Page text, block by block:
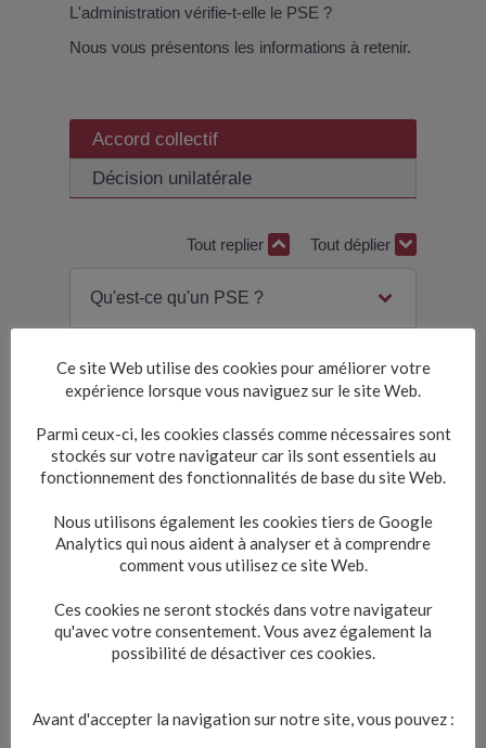
L'administration vérifie-t-elle le PSE ?
Nous vous présentons les informations à retenir.
Accord collectif
Décision unilatérale
Tout replier Tout déplier
Qu'est-ce qu'un PSE ?
elle obligatoire ?
Quel est le contenu d'un PSE ?
la mise en place du PSE ?
PSE ?
Quel est le rôle de la Dreets dans
Ce site Web utilise des cookies pour améliorer votre
expérience lorsque vous naviguez sur le site Web.
Parmi ceux-ci, les cookies classés comme nécessaires sont
stockés sur votre navigateur car ils sont essentiels au
fonctionnement des fonctionnalités de base du site Web.
Nous utilisons également les cookies tiers de Google
Analytics qui nous aident à analyser et à comprendre
comment vous utilisez ce site Web.
Ces cookies ne seront stockés dans votre navigateur
qu'avec votre consentement. Vous avez également la
possibilité de désactiver ces cookies.
Avant d'accepter la navigation sur notre site, vous pouvez :